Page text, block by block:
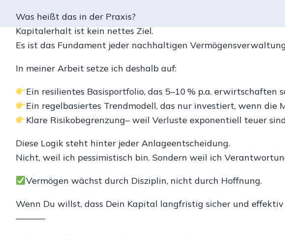
Was heißt das in der Praxis?
Kapitalerhalt ist kein nettes Ziel.
Es ist das Fundament jeder nachhaltigen
In meiner Arbeit setze ich deshalb auf:
Ein resilientes Basisportfolio, das 5–10 % p.a.
Ein regelbasiertes Trendmodell, das nur investiert, wenn die
Klare Risikobegrenzung– weil Verluste exponentiell teuer
Diese Logik steht hinter jeder Anlageentscheidung.
Nicht, weil ich pessimistisch bin. Sondern weil ich
Vermögen wächst durch Disziplin, nicht durch Hoffnung.
Wenn Du willst, dass Dein Kapital langfristig sicher und
———-